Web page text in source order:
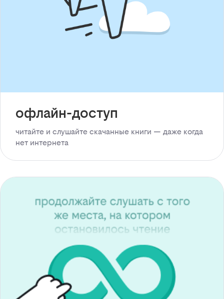
офлайн-доступ
читайте и слушайте скачанные книги — даже когда
нет интернета